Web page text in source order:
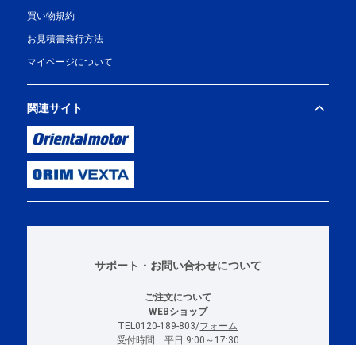
買い物規約
お見積書発行方法
マイページについて
関連サイト
サポート・お問い合わせについて
ご注文について
WEBショップ
TEL0120-189-803/フォーム
受付時間 平日 9:00～17:30